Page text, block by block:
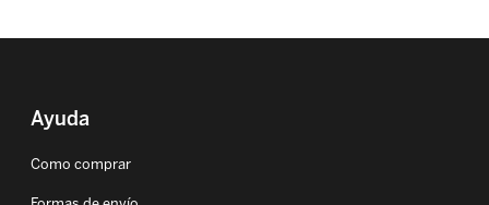
Ayuda
Como comprar